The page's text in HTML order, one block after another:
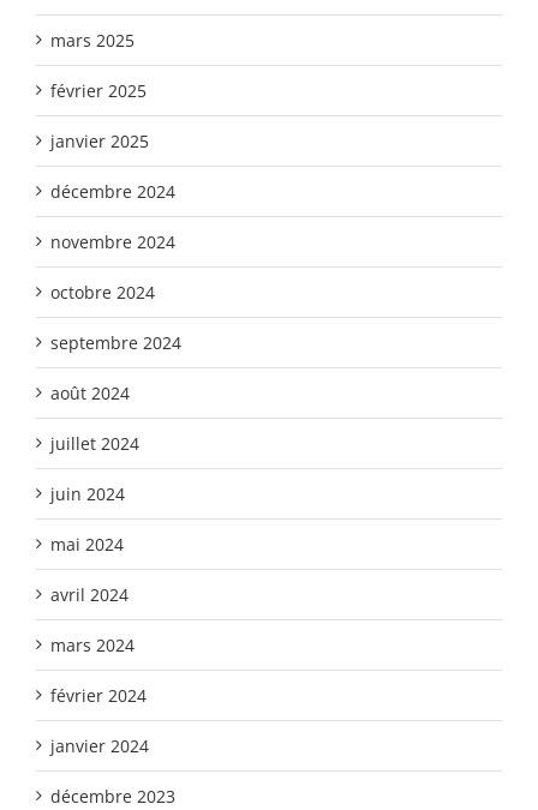
mars 2025
février 2025
janvier 2025
décembre 2024
novembre 2024
octobre 2024
septembre 2024
août 2024
juillet 2024
juin 2024
mai 2024
avril 2024
mars 2024
février 2024
janvier 2024
décembre 2023